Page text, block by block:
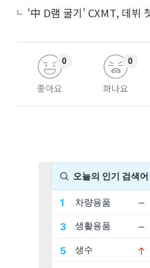
좋아요
0
화나요
0